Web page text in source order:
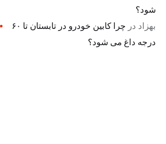
شود؟
بهزاد در
چرا کابین خودرو در تابستان تا ۶۰
درجه داغ می شود؟